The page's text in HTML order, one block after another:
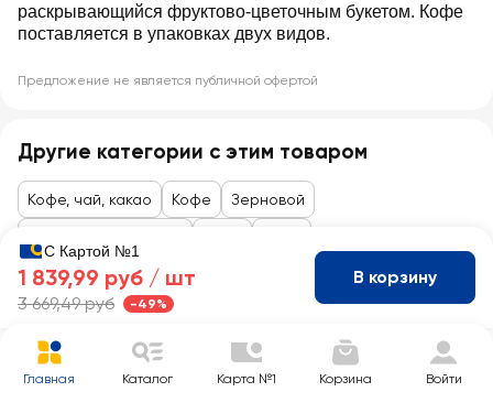
раскрывающийся фруктово-цветочным букетом. Кофе
поставляется в упаковках двух видов.
Предложение не является публичной офертой
Другие категории с этим товаром
Кофе, чай, какао Кофе Зерновой
С Картой №1
1 839,99 руб / шт
3 669,49 руб -49%
В корзину
Главная Каталог Карта №1 Корзина Войти